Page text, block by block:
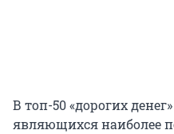
В топ-50 «дорогих
являющихся наиболее